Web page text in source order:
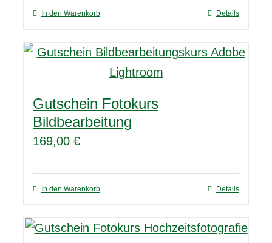
In den Warenkorb Details
Gutschein Fotokurs
Bildbearbeitung
169,00 €
In den Warenkorb Details